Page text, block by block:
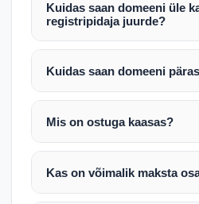
Kuidas saan domeeni üle
registripidaja juurde?
Pärast makse laekumist
AUTH (EPP) koodi. Selle abil
Domeeni ülekandmine
tööpäeva. Täpsemad
posti teel pärast tehingu
Kuidas saan domeeni
Pärast ostu vormistamist
Maksekinnituse järel
enda valitud registripidaja
Mis on ostuga kaasas?
Ostuga kaasas on
Veebimajutust ja e-posti
Kas on võimalik maksta